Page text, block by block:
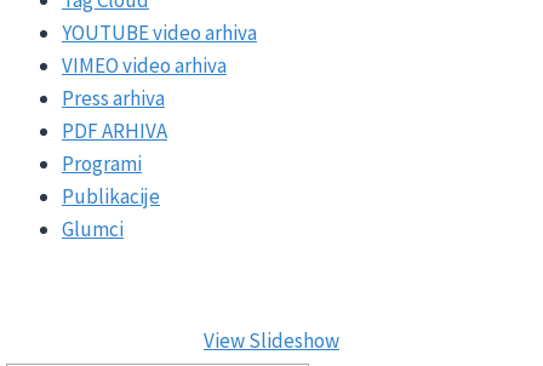
YOUTUBE video arhiva
VIMEO video arhiva
Press arhiva
PDF ARHIVA
Programi
Publikacije
Glumci
View Slideshow